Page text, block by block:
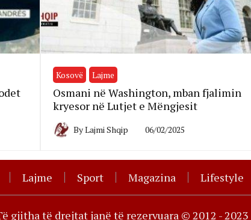
Kosovë Lajme
Osmani në Washington, mban fjalimin
kryesor në Lutjet e Mëngjesit
ByLajmi Shqip 06/02/2025
Lajme Sport Magazina Lifestyle
gjitha të drejtat janë të rezervuara © 2012 -